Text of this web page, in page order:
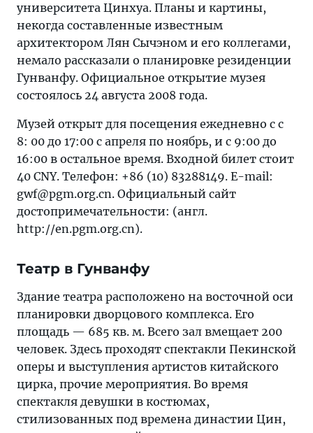
университета Цинхуа. Планы и картины,
некогда составленные известным
архитектором Лян Сычэном и его коллегами,
немало рассказали о планировке резиденции
Гунванфу. Официальное открытие музея
состоялось 24 августа 2008 года.
Музей открыт для посещения ежедневно с с
8: 00 до 17:00 с апреля по ноябрь, и с 9:00 до
16:00 в остальное время. Входной билет стоит
40 CNY. Телефон: +86 (10) 83288149. E-mail:
gwf@pgm.org.cn. Официальный сайт
достопримечательности: (англ.
http://en.pgm.org.cn).
Театр в Гунванфу
Здание театра расположено на восточной оси
планировки дворцового комплекса. Его
площадь — 685 кв. м. Всего зал вмещает 200
человек. Здесь проходят спектакли Пекинской
оперы и выступления артистов китайского
цирка, прочие мероприятия. Во время
спектакля девушки в костюмах,
стилизованных под времена династии Цин,